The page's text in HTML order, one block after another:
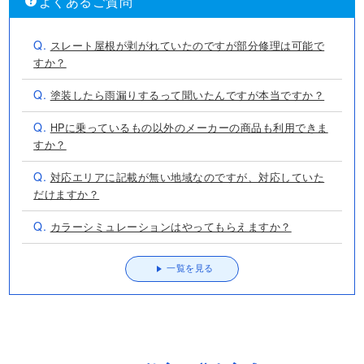
Q. スレート屋根が剥がれていたのですが部分修理は可能で
すか？
Q. 塗装したら雨漏りするって聞いたんですが本当ですか？
Q. HPに乗っているもの以外のメーカーの商品も利用できま
すか？
Q. 対応エリアに記載が無い地域なのですが、対応していた
だけますか？
Q. カラーシミュレーションはやってもらえますか？
一覧を見る